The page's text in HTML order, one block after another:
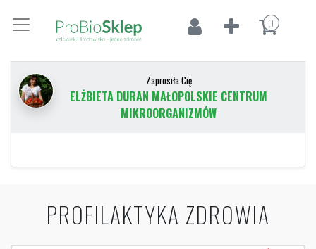
0
Zaprosiła Cię
ELŻBIETA DURAN MAŁOPOLSKIE CENTRUM
MIKROORGANIZMÓW
PROFILAKTYKA ZDROWIA